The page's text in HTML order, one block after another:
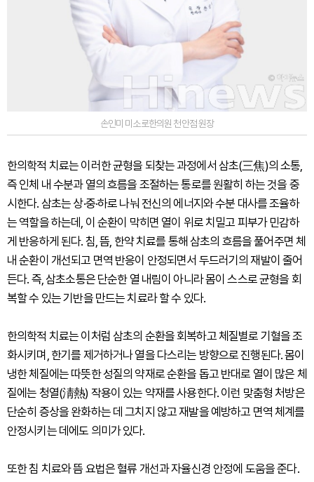
손인미 미소로한의원 천안점 원장
한의학적 치료는 이러한 균형을 되찾는 과정에서 삼초(三焦)의 소통,
즉 인체 내 수분과 열의 흐름을 조절하는 통로를 원활히 하는 것을 중
시한다. 삼초는 상·중·하로 나눠 전신의 에너지와 수분 대사를 조율하
는 역할을 하는데, 이 순환이 막히면 열이 위로 치밀고 피부가 민감하
게 반응하게 된다. 침, 뜸, 한약 치료를 통해 삼초의 흐름을 풀어주면 체
내 순환이 개선되고 면역 반응이 안정되면서 두드러기의 재발이 줄어
든다. 즉, 삼초소통은 단순한 열 내림이 아니라 몸이 스스로 균형을 회
복할 수 있는 기반을 만드는 치료라 할 수 있다.
한의학적 치료는 이처럼 삼초의 순환을 회복하고 체질별로 기혈을 조
화시키며, 한기를 제거하거나 열을 다스리는 방향으로 진행된다. 몸이
냉한 체질에는 따뜻한 성질의 약재로 순환을 돕고 반대로 열이 많은 체
질에는 청열(淸熱) 작용이 있는 약재를 사용한다. 이런 맞춤형 처방은
단순히 증상을 완화하는 데 그치지 않고 재발을 예방하고 면역 체계를
안정시키는 데에도 의미가 있다.
또한 침 치료와 뜸 요법은 혈류 개선과 자율신경 안정에 도움을 준다.